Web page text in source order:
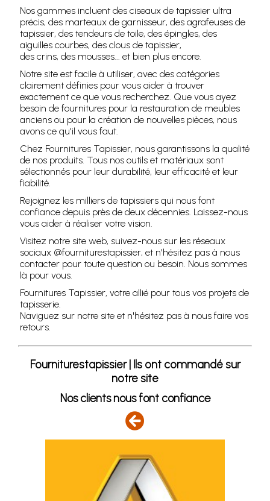
Nos gammes incluent des ciseaux de tapissier ultra
précis, des marteaux de garnisseur, des agrafeuses de
tapissier, des tendeurs de toile, des épingles, des
aiguilles courbes, des clous de tapissier,
des crins, des mousses... et bien plus encore.
Notre site est facile à utiliser, avec des catégories
clairement définies pour vous aider à trouver
exactement ce que vous recherchez. Que vous ayez
besoin de fournitures pour la restauration de meubles
anciens ou pour la création de nouvelles pièces, nous
avons ce qu'il vous faut.
Chez Fournitures Tapissier, nous garantissons la qualité
de nos produits. Tous nos outils et matériaux sont
sélectionnés pour leur durabilité, leur efficacité et leur
fiabilité.
Rejoignez les milliers de tapissiers qui nous font
confiance depuis près de deux décennies. Laissez-nous
vous aider à réaliser votre vision.
Visitez notre site web, suivez-nous sur les réseaux
sociaux @fourniturestapissier, et n'hésitez pas à nous
contacter pour toute question ou besoin. Nous sommes
là pour vous.
Fournitures Tapissier, votre allié pour tous vos projets de
tapisserie.
Naviguez sur notre site et n'hésitez pas à nous faire vos
retours.
Fourniturestapissier | Ils ont commandé sur
notre site
Nos clients nous font confiance